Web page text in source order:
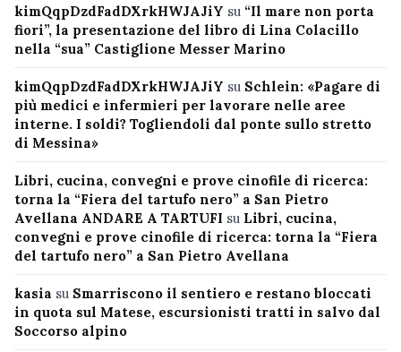
kimQqpDzdFadDXrkHWJAJiY su “Il mare non porta
fiori”, la presentazione del libro di Lina Colacillo
nella “sua” Castiglione Messer Marino
kimQqpDzdFadDXrkHWJAJiY su Schlein: «Pagare di
più medici e infermieri per lavorare nelle aree
interne. I soldi? Togliendoli dal ponte sullo stretto
di Messina»
Libri, cucina, convegni e prove cinofile di ricerca:
torna la “Fiera del tartufo nero” a San Pietro
Avellana ANDARE A TARTUFI su Libri, cucina,
convegni e prove cinofile di ricerca: torna la “Fiera
del tartufo nero” a San Pietro Avellana
kasia su Smarriscono il sentiero e restano bloccati
in quota sul Matese, escursionisti tratti in salvo dal
Soccorso alpino